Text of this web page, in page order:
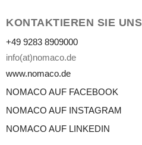
KONTAKTIEREN SIE UNS
+49 9283 8909000
info(at)nomaco.de
www.nomaco.de
NOMACO AUF FACEBOOK
NOMACO AUF INSTAGRAM
NOMACO AUF LINKEDIN